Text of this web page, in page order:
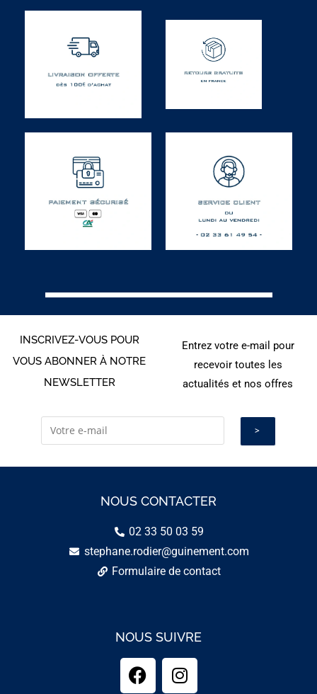
INSCRIVEZ-VOUS POUR
VOUS ABONNER À NOTRE
NEWSLETTER
Entrez votre e-mail pour
recevoir toutes les
actualités et nos offres
NOUS CONTACTER
02 33 50 03 59
stephane.rodier@guinement.com
Formulaire de contact
NOUS SUIVRE